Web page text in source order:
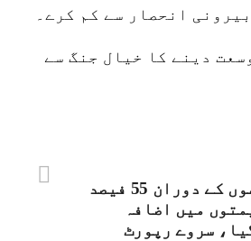
انحصار سے کم کرے۔
دینے کا خیال جنگ سے
گزشتہ دو برسوں کے دوران 55 فیصد
میں اضافہ
سروے رپورٹ